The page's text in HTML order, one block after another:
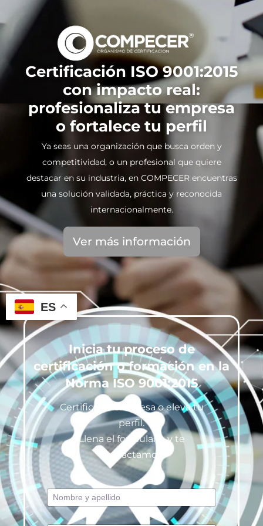
Certificación ISO 9001:2015
con impacto real:
profesionaliza tu empresa
o fortalece tu perfil
Ya seas una organización que busca orden y
competitividad, o un profesional que quiere
destacar en su industria, en COMPECER encuentras
una solución validada, práctica y reconocida
internacionalmente.
Ver más información
Inicia tu proceso de
certificación o formación en la
Norma ISO 9001:2015
Certifica tu empresa o eleva tu
perfil.
Llena el formulario y te
contactamos.
ES